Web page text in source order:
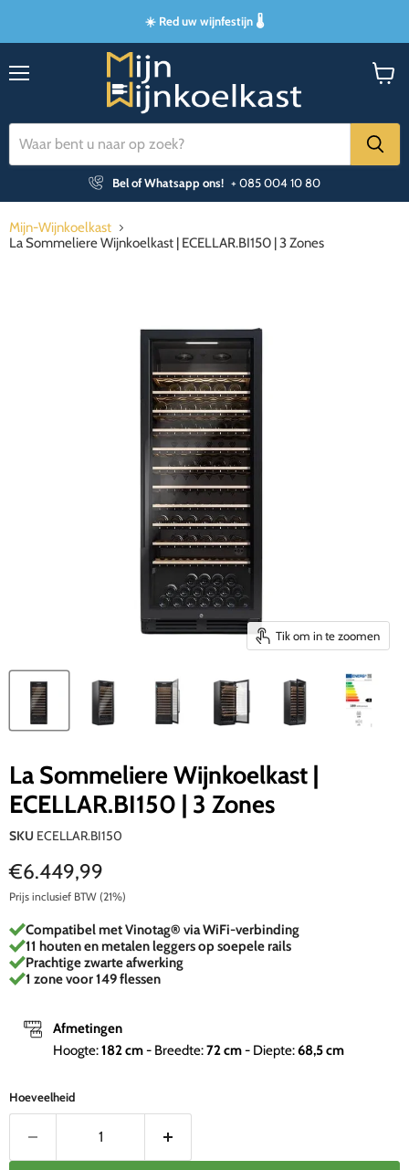
☀️ Red uw wijnfestijn 🌡️
Bel of Whatsapp ons! + 085 004 10 80
Mijn-Wijnkoelkast
La Sommeliere Wijnkoelkast | ECELLAR.BI150 | 3 Zones
Tik om in te zoomen
La Sommeliere Wijnkoelkast |
ECELLAR.BI150 | 3 Zones
SKU ECELLAR.BI150
Huidige prijs
€6.449,99
Prijs inclusief BTW (21%)
Compatibel met Vinotag® via WiFi-verbinding
11 houten en metalen leggers op soepele rails
Prachtige zwarte afwerking
1 zone voor 149 flessen
Afmetingen
Hoogte:182cm- Breedte:72cm- Diepte:68,5cm
Hoeveelheid